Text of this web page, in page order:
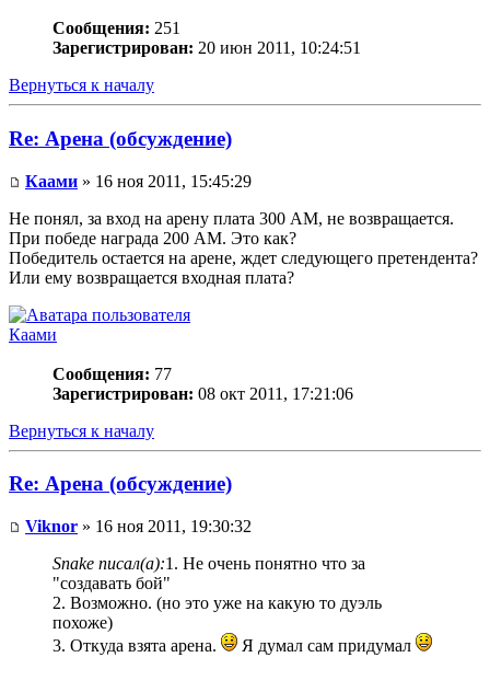
Сообщения: 251
Зарегистрирован: 20 июн 2011, 10:24:51
Вернуться к началу
Re: Арена (обсуждение)
Каами » 16 ноя 2011, 15:45:29
Не понял, за вход на арену плата 300 АМ, не возвращается.
При победе награда 200 АМ. Это как?
Победитель остается на арене, ждет следующего претендента?
Или ему возвращается входная плата?
Каами
Сообщения: 77
Зарегистрирован: 08 окт 2011, 17:21:06
Вернуться к началу
Re: Арена (обсуждение)
Viknor » 16 ноя 2011, 19:30:32
Snake писал(а):1. Не очень понятно что за
"создавать бой"
2. Возможно. (но это уже на какую то дуэль
похоже)
3. Откуда взята арена.
Я думал сам придумал